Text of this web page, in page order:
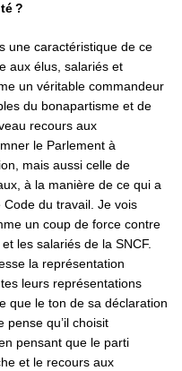
?
une caractéristique de ce
aux élus, salariés et
un véritable commandeur
du bonapartisme et de
recours aux
le Parlement à
mais aussi celle de
à la manière de ce qui a
du travail. Je vois
un coup de force contre
les salariés de la SNCF.
la représentation
leurs représentations
que le ton de sa déclaration
pense qu’il choisit
pensant que le parti
et le recours aux